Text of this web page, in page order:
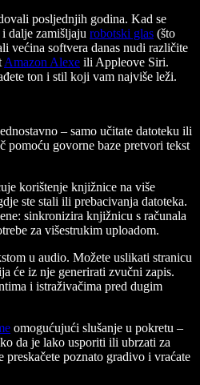
posljednjih godina. Kad se
dalje zamišljaju robotski glas (što
većina softvera danas nudi različite
Amazon Alexe ili Appleove Siri.
ton i stil koji vam najviše leži.
– samo učitate datoteku ili
pomoću govorne baze pretvori tekst
korištenje knjižnice na više
ste stali ili prebacivanja datoteka.
sinkronizira knjižnicu s računala
za višestrukim uploadom.
u audio. Možete uslikati stranicu
će iz nje generirati zvučni zapis.
i istraživačima pred dugim
omogućujući slušanje u pokretu –
da je lako usporiti ili ubrzati za
poznato gradivo i vraćate